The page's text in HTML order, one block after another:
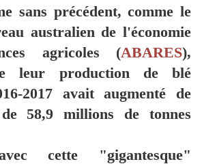
sans précédent, comme le
australien de l'économie
agricoles (ABARES),
leur production de blé
2017 avait augmenté de
58,9 millions de tonnes
cette "gigantesque"